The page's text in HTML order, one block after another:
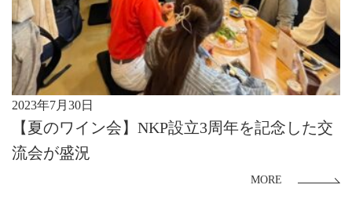
2023年7月30日
【夏のワイン会】NKP設立3周年を記念した交
流会が盛況
MORE